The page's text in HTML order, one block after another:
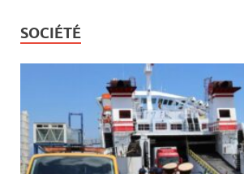
SOCIÉTÉ